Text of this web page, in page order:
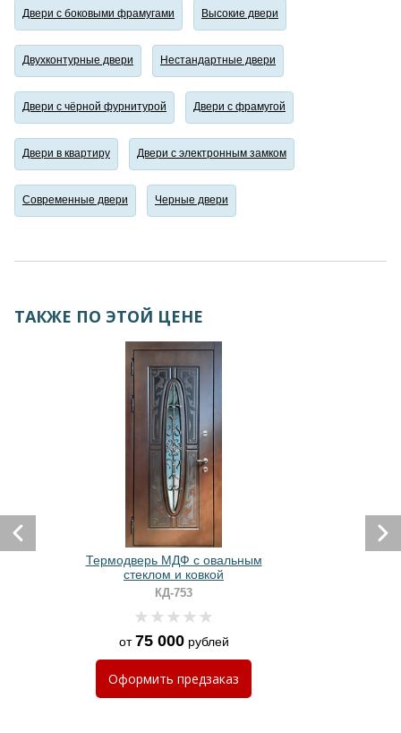
Двери с боковыми фрамугами Высокие двери
Двухконтурные двери Нестандартные двери
Двери с чёрной фурнитурой Двери с фрамугой
Двери в квартиру Двери с электронным замком
Современные двери Черные двери
ТАКЖЕ ПО ЭТОЙ ЦЕНЕ
Термодверь МДФ с овальным
стеклом и ковкой
КД-753
от75 000рублей
Оформить предзаказ